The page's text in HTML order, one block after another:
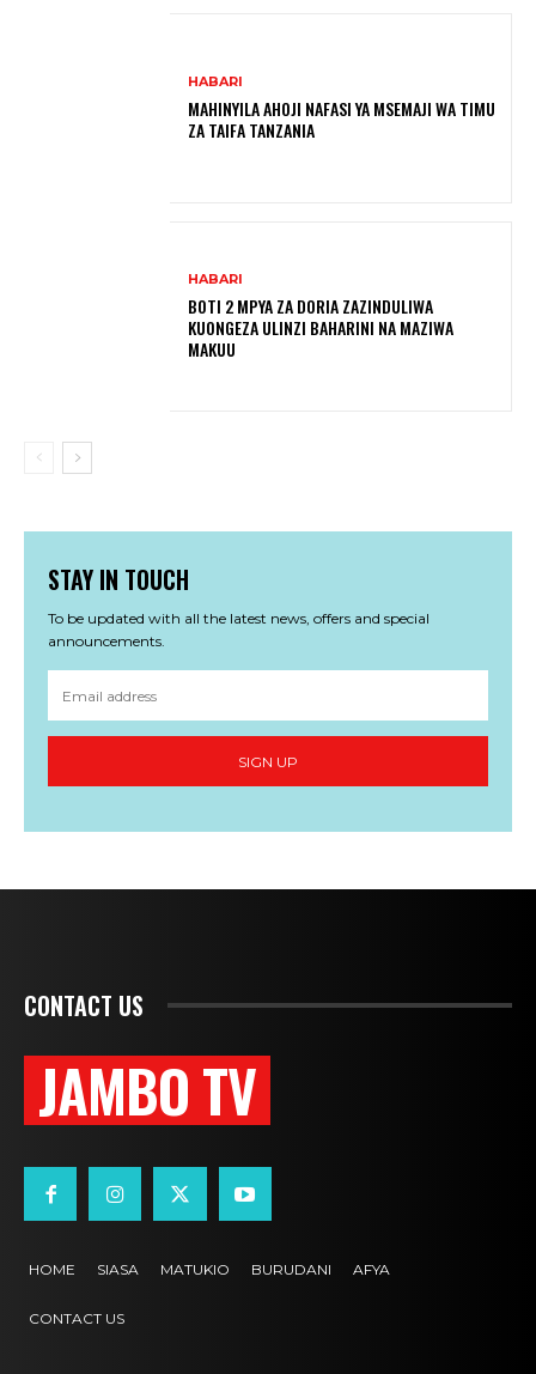
HABARI
MAHINYILA AHOJI NAFASI YA MSEMAJI WA TIMU
ZA TAIFA TANZANIA
HABARI
BOTI 2 MPYA ZA DORIA ZAZINDULIWA
KUONGEZA ULINZI BAHARINI NA MAZIWA
MAKUU
STAY IN TOUCH
To be updated with all the latest news, offers and special
announcements.
SIGN UP
CONTACT US
JAMBO TV
HOME SIASA MATUKIO BURUDANI AFYA
CONTACT US